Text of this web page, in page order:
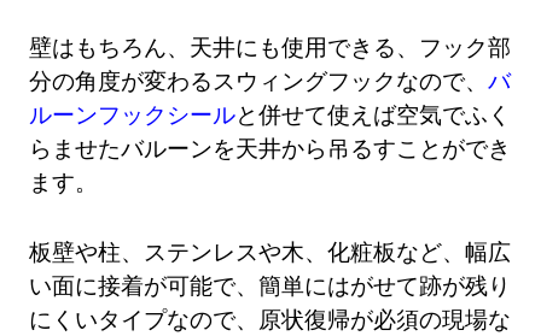
壁はもちろん、天井にも使用できる、フック部
分の角度が変わるスウィングフックなので、バ
ルーンフックシールと併せて使えば空気でふく
らませたバルーンを天井から吊るすことができ
ます。
板壁や柱、ステンレスや木、化粧板など、幅広
い面に接着が可能で、簡単にはがせて跡が残り
にくいタイプなので、原状復帰が必須の現場な